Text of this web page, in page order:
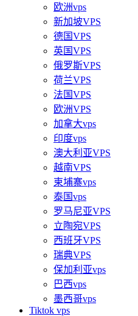
欧洲vps
新加坡VPS
德国VPS
英国VPS
俄罗斯VPS
荷兰VPS
法国VPS
欧洲VPS
加拿大vps
印度vps
澳大利亚VPS
越南VPS
柬埔寨vps
泰国vps
罗马尼亚VPS
立陶宛VPS
西班牙VPS
瑞典VPS
保加利亚vps
巴西vps
墨西哥vps
Tiktok vps